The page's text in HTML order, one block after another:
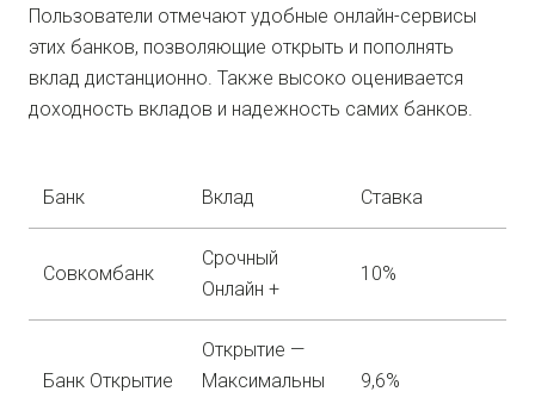
Пользователи отмечают удобные онлайн-сервисы
этих банков, позволяющие открыть и пополнять
вклад дистанционно. Также высоко оценивается
доходность вкладов и надежность самих банков.
Банк Вклад Ставка
Совкомбанк
Срочный
Онлайн +
10%
Банк Открытие
Открытие —
Максимальны
9,6%